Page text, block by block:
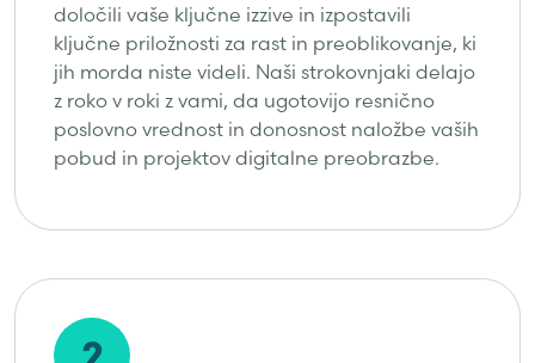
določili vaše ključne izzive in izpostavili
ključne priložnosti za rast in preoblikovanje, ki
jih morda niste videli. Naši strokovnjaki delajo
z roko v roki z vami, da ugotovijo resnično
poslovno vrednost in donosnost naložbe vaših
pobud in projektov digitalne preobrazbe.